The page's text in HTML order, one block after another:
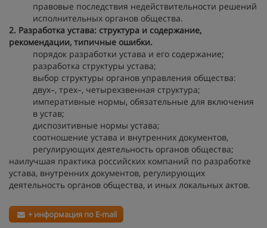
правовые последствия недействительности решений
исполнительных органов общества.
2. Разработка устава: структура и содержание,
рекомендации, типичные ошибки.
порядок разработки устава и его содержание;
разработка структуры устава;
выбор структуры органов управления общества:
двух–, трех–, четырехзвенная структура;
императивные нормы, обязательные для включения
в устав;
диспозитивные нормы устава;
соотношение устава и внутренних документов,
регулирующих деятельность органов общества;
наилучшая практика российских компаний по разработке
устава, внутренних документов, регулирующих
деятельность органов общества, и иных локальных актов.
+ информация по E-mail